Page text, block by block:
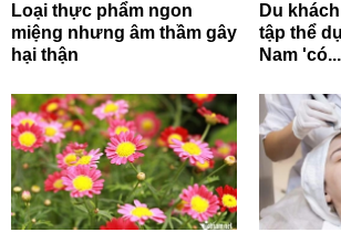
Loại thực phẩm ngon
miệng nhưng âm thầm gây
hại thận
Du
tập thể
Nam 'có...